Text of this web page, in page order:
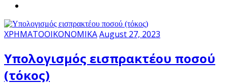
ΧΡΗΜΑΤΟΟΙΚΟΝΟΜΙΚΑAugust 27, 2023
Υπολογισμός εισπρακτέου ποσού
(τόκος)